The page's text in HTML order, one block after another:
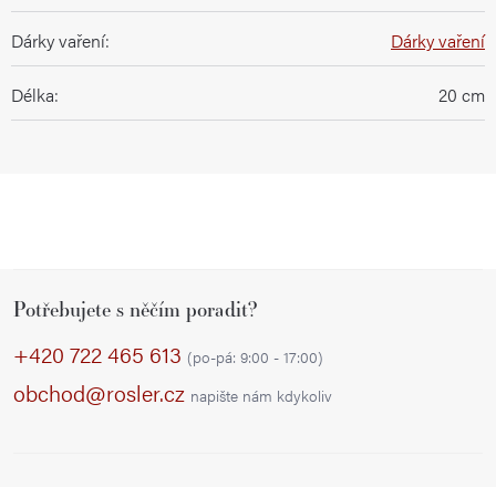
Dárky vaření: Dárky vaření
Délka: 20 cm
Potřebujete s něčím poradit?
+420 722 465 613 (po-pá: 9:00 - 17:00)
obchod@rosler.cz napište nám kdykoliv